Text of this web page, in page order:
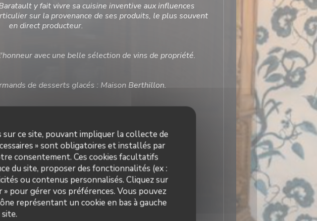
ce site, pouvant impliquer la collecte de
» sont obligatoires et installés par
consentement. Ces cookies facultatifs
du site, proposer des fonctionnalités (ex :
ou contenus personnalisés. Cliquez sur
pour gérer vos préférences. Vous pouvez
représentant un cookie en bas à gauche
y fait vivre sa cuisine inventive aux influences
sur la provenance de ses produits, le plus souvent
en direct producteur.
avec une belle sélection de vins de propriété.
de desserts glacés : Maison Berthillon.
2019RecommandéLe Café Plume